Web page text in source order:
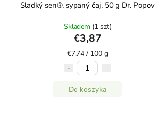
Sladký sen®, sypaný čaj, 50 g Dr. Popov
Skladem (1 szt)
€3,87
€7,74 / 100 g
Do koszyka